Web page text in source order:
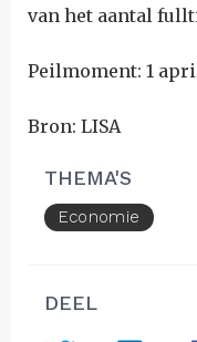
van het aantal
Peilmoment: 1
Bron: LISA
THEMA'S
Economie
DEEL